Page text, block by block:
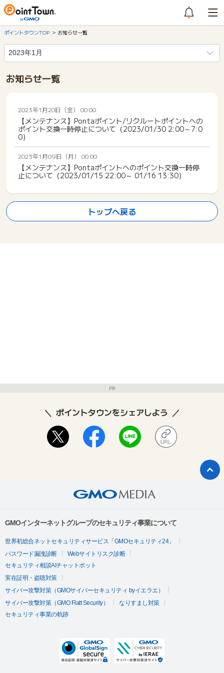
ポイントタウンTOP お知らせ一覧
お知らせ一覧
2023年1月20日（金） 00:00
【メンテナンス】Pontaポイント/リクルートポイントへの
ポイント交換一時停止について（2023/01/30 2:00～7:0
0）
2023年1月09日（月） 00:00
【メンテナンス】Pontaポイントへのポイント交換一時停
止について（2023/01/15 22:00～ 01/16 13:30）
トップへ戻る
PR
ポイントタウンをシェアしよう
GMOインターネットグループのセキュリティ事業について
世界初総合ネットセキュリティサービス「GMOセキュリティ24」
パスワード漏洩診断
Webサイトリスク診断
セキュリティ相談AIチャットボット
実在証明・盗聴対策
サイバー攻撃対策（GMOサイバーセキュリティ byイエラエ）
サイバー攻撃対策（GMO Flatt Security）
なりすまし対策
セキュリティ事業の軌跡